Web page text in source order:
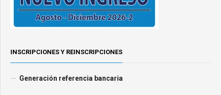
INSCRIPCIONES Y REINSCRIPCIONES
Generación referencia bancaria